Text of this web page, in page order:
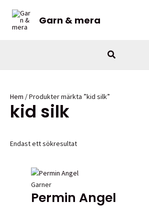
innehåll
Garn & mera
Sök
Hem / Produkter märkta ”kid silk”
kid silk
Endast ett sökresultat
Garner
Permin Angel